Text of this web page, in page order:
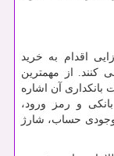
اقدام به خرید
کنند. از مهمترین
بانکداری آن اشاره
و رمز ورود،
حساب، شارژ